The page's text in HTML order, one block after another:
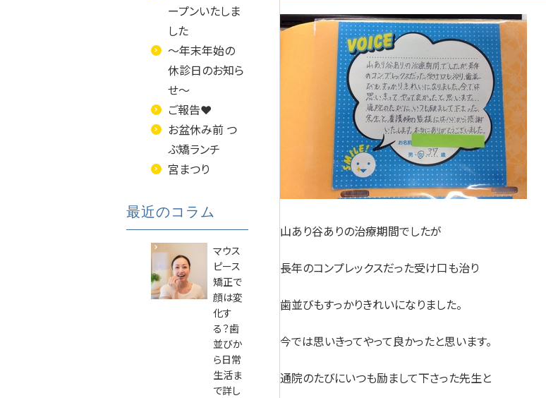
山あり谷ありの治療期間でしたが
長年のコンプレックスだった受け口も治り
歯並びもすっかりきれいになりました。
今では思いきってやって良かったと思います。
通院のたびにいつも励まして下さった先生と
ープンいたしま
した
～年末年始の
休診日のお知ら
せ～
ご報告❤
お盆休み前 つ
ぶ矯ランチ
宮まつり
最近のコラム
マウス
ピース
矯正で
顔は変
化す
る？歯
並びか
ら日常
生活ま
で詳し